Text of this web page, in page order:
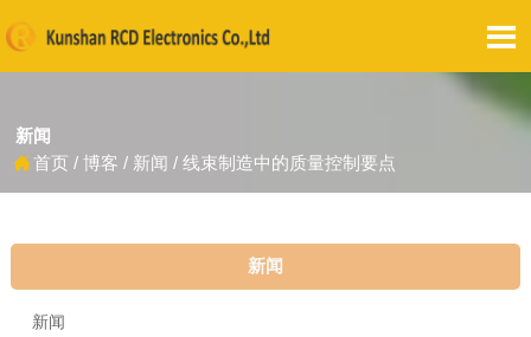

新闻
首页 / 博客 / 新闻 / 线束制造中的质量控制要点
新闻
新闻